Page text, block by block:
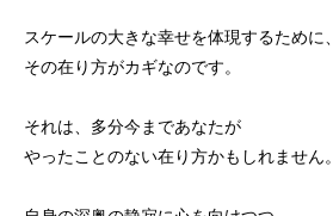
スケールの大きな幸せを体現するために、
その在り方がカギなのです。
それは、多分今まであなたが
やったことのない在り方かもしれません。